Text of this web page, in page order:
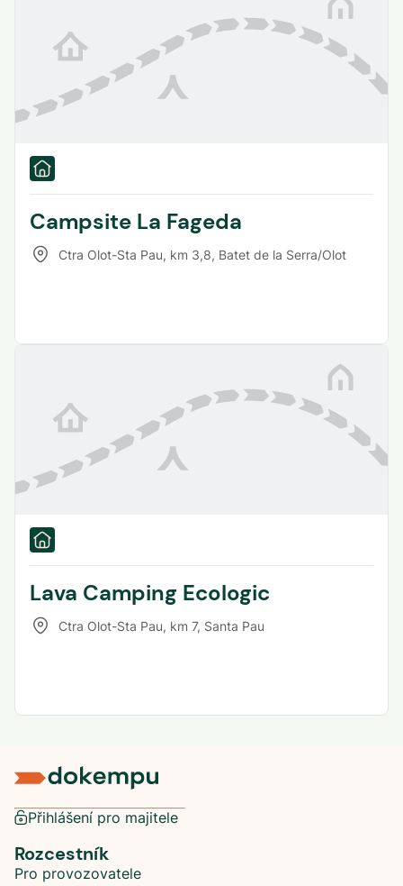
Campsite La Fageda
Ctra Olot-Sta Pau, km 3,8, Batet de la Serra/Olot
Lava Camping Ecologic
Ctra Olot-Sta Pau, km 7, Santa Pau
Přihlášení pro majitele
Rozcestník
Pro provozovatele